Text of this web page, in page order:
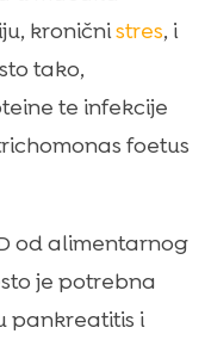
kroničnistres, i
tako,
te infekcije
foetus
od alimentarnog
je potrebna
pankreatitis i